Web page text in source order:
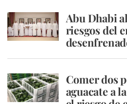
Abu Dhabi
riesgos del
Comer dos
aguacate a